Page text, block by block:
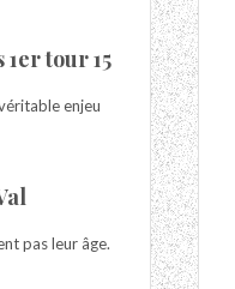
tour 15
enjeu
pas leur âge.